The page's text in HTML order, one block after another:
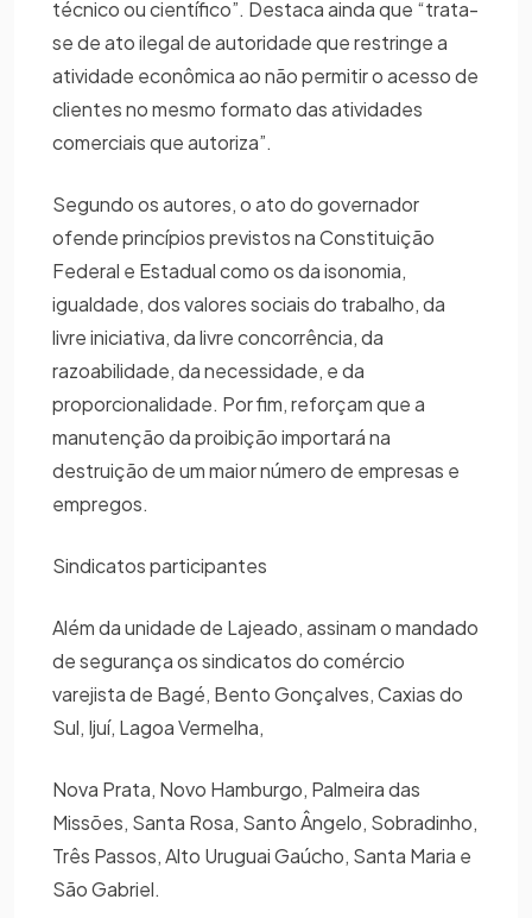
técnico ou científico”. Destaca ainda que “trata-
se de ato ilegal de autoridade que restringe a
atividade econômica ao não permitir o acesso de
clientes no mesmo formato das atividades
comerciais que autoriza”.
Segundo os autores, o ato do governador
ofende princípios previstos na Constituição
Federal e Estadual como os da isonomia,
igualdade, dos valores sociais do trabalho, da
livre iniciativa, da livre concorrência, da
razoabilidade, da necessidade, e da
proporcionalidade. Por fim, reforçam que a
manutenção da proibição importará na
destruição de um maior número de empresas e
empregos.
Sindicatos participantes
Além da unidade de Lajeado, assinam o mandado
de segurança os sindicatos do comércio
varejista de Bagé, Bento Gonçalves, Caxias do
Sul, Ijuí, Lagoa Vermelha,
Nova Prata, Novo Hamburgo, Palmeira das
Missões, Santa Rosa, Santo Ângelo, Sobradinho,
Três Passos, Alto Uruguai Gaúcho, Santa Maria e
São Gabriel.